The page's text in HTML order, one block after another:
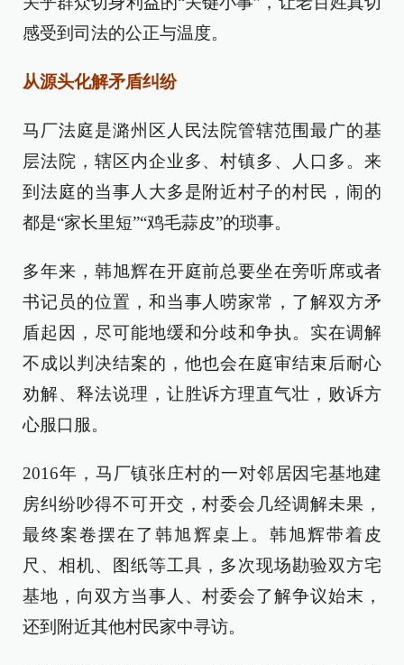
感受到司法的公正与温度。
从源头化解矛盾纠纷
马厂法庭是潞州区人民法院管辖范围最广的基
层法院，辖区内企业多、村镇多、人口多。来
到法庭的当事人大多是附近村子的村民，闹的
都是“家长里短”“鸡毛蒜皮”的琐事。
多年来，韩旭辉在开庭前总要坐在旁听席或者
书记员的位置，和当事人唠家常，了解双方矛
盾起因，尽可能地缓和分歧和争执。实在调解
不成以判决结案的，他也会在庭审结束后耐心
劝解、释法说理，让胜诉方理直气壮，败诉方
心服口服。
2016年，马厂镇张庄村的一对邻居因宅基地建
房纠纷吵得不可开交，村委会几经调解未果，
最终案卷摆在了韩旭辉桌上。韩旭辉带着皮
尺、相机、图纸等工具，多次现场勘验双方宅
基地，向双方当事人、村委会了解争议始末，
还到附近其他村民家中寻访。